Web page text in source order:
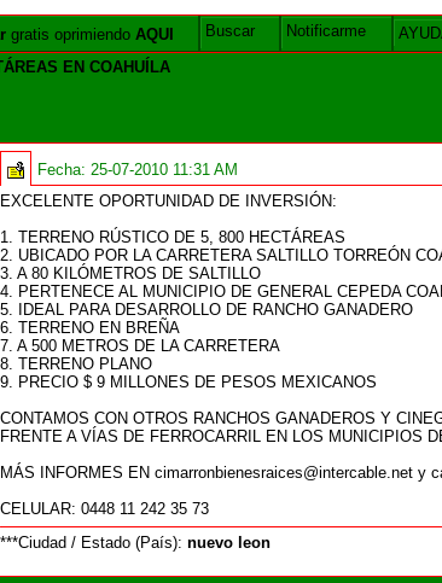
gratis oprimiendo AQUI Buscar Notificarme
EN COAHUÍLA
Fecha: 25-07-2010 11:31 AM
EXCELENTE OPORTUNIDAD DE INVERSIÓN:
1. TERRENO RÚSTICO DE 5, 800 HECTÁREAS
2. UBICADO POR LA CARRETERA SALTILLO TORREÓN
3. A 80 KILÓMETROS DE SALTILLO
4. PERTENECE AL MUNICIPIO DE GENERAL CEPEDA
5. IDEAL PARA DESARROLLO DE RANCHO GANADERO
6. TERRENO EN BREÑA
7. A 500 METROS DE LA CARRETERA
8. TERRENO PLANO
9. PRECIO $ 9 MILLONES DE PESOS MEXICANOS
CONTAMOS CON OTROS RANCHOS GANADEROS Y
FRENTE A VÍAS DE FERROCARRIL EN LOS MUNICIPIOS
MÁS INFORMES EN cimarronbienesraices@intercable.net y
CELULAR: 0448 11 242 35 73
***Ciudad / Estado (País): nuevo leon